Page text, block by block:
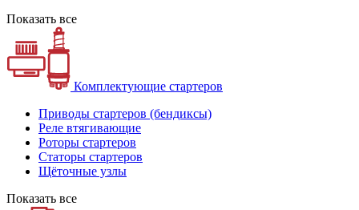
Показать все
Комплектующие стартеров
Приводы стартеров (бендиксы)
Реле втягивающие
Роторы стартеров
Статоры стартеров
Щёточные узлы
Показать все